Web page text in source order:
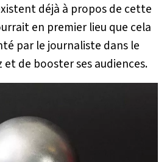
déjà à propos de cette
en premier lieu que cela
par le journaliste dans le
de booster ses audiences.